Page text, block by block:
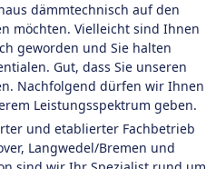
dämmtechnisch auf den
möchten. Vielleicht sind Ihnen
geworden und Sie halten
Gut, dass Sie unseren
Nachfolgend dürfen wir Ihnen
Leistungsspektrum geben.
und etablierter Fachbetrieb
Langwedel/Bremen und